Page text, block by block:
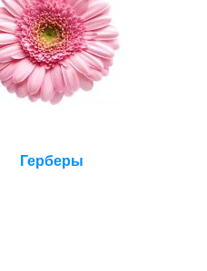
Герберы